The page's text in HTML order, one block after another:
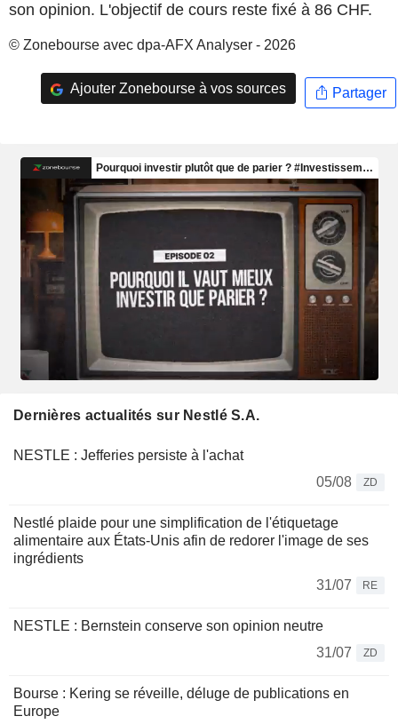
son opinion. L'objectif de cours reste fixé à 86 CHF.
© Zonebourse avec dpa-AFX Analyser - 2026
Ajouter Zonebourse à vos sources Partager
Dernières actualités sur Nestlé S.A.
NESTLE : Jefferies persiste à l'achat
05/08
ZD
Nestlé plaide pour une simplification de l'étiquetage
alimentaire aux États-Unis afin de redorer l'image de ses
ingrédients
31/07
RE
NESTLE : Bernstein conserve son opinion neutre
31/07
ZD
Bourse : Kering se réveille, déluge de publications en
Europe